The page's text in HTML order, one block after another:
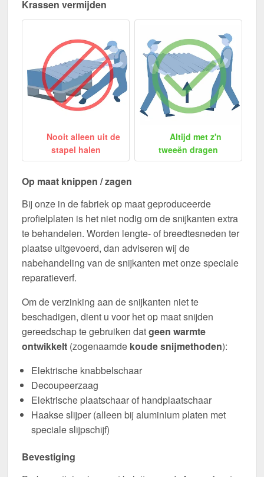
Krassen vermijden
Nooit alleen uit de
stapel halen
Altijd met z'n
tweeën dragen
Op maat knippen / zagen
Bij onze in de fabriek op maat geproduceerde
profielplaten is het niet nodig om de snijkanten extra
te behandelen. Worden lengte- of breedtesneden ter
plaatse uitgevoerd, dan adviseren wij de
nabehandeling van de snijkanten met onze speciale
reparatieverf.
Om de verzinking aan de snijkanten niet te
beschadigen, dient u voor het op maat snijden
gereedschap te gebruiken datgeen warmte
ontwikkelt (zogenaamde koude snijmethoden):
Elektrische knabbelschaar
Decoupeerzaag
Elektrische plaatschaar of handplaatschaar
Haakse slijper (alleen bij aluminium platen met
speciale slijpschijf)
Bevestiging